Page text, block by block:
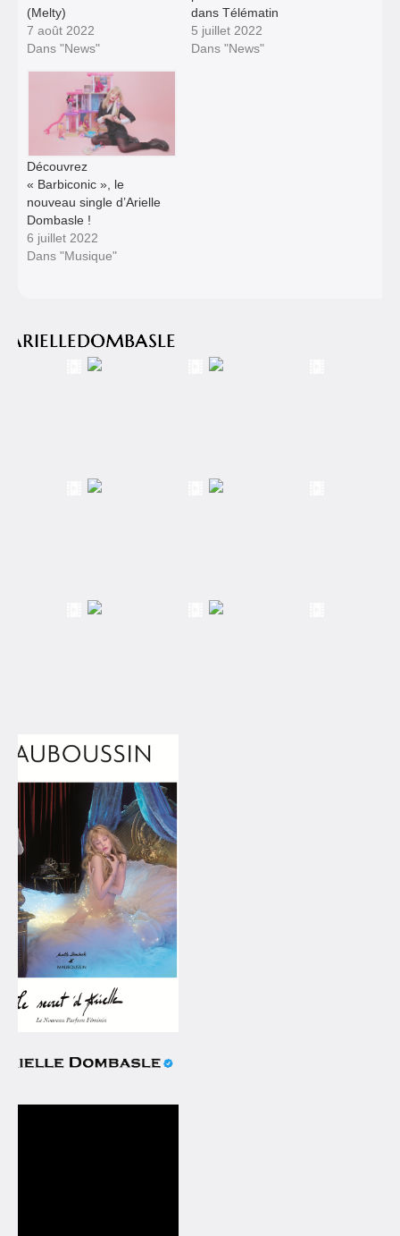
(Melty)
7 août 2022
Dans "News"
dans Télématin
5 juillet 2022
Dans "News"
Découvrez
« Barbiconic », le
nouveau single d’Arielle
Dombasle !
6 juillet 2022
Dans "Musique"